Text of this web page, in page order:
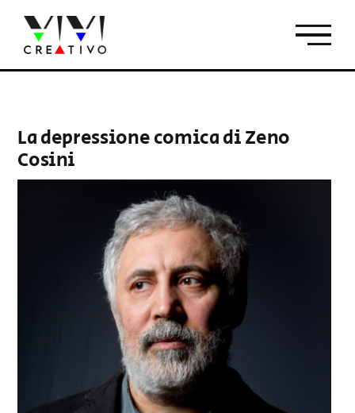
contenuto
La depressione comica di Zeno
Cosini